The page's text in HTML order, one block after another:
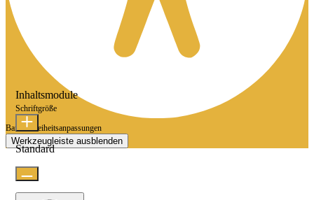
Barrierefreiheitsanpassungen
Werkzeugleiste ausblenden
Inhaltsmodule
Schriftgröße
Standard